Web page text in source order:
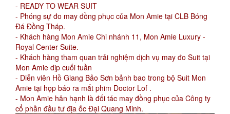
- READY TO WEAR SUIT
- Phóng sự đo may đồng phục của Mon Amie tại CLB Bóng
Đá Đồng Tháp.
- Khách hàng Mon Amie Chi nhánh 11, Mon Amie Luxury -
Royal Center Suite.
- Khách hàng tham quan trải nghiệm dịch vụ may đo Suit tại
Mon Amie dịp cuối tuần
- Diễn viên Hồ Giang Bảo Sơn bảnh bao trong bộ Suit Mon
Amie tại họp báo ra mắt phim Doctor Lof .
- Mon Amie hân hạnh là đối tác may đồng phục của Công ty
cổ phần đầu tư địa ốc Đại Quang Minh.